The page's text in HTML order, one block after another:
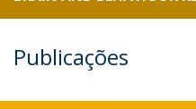
Publicações